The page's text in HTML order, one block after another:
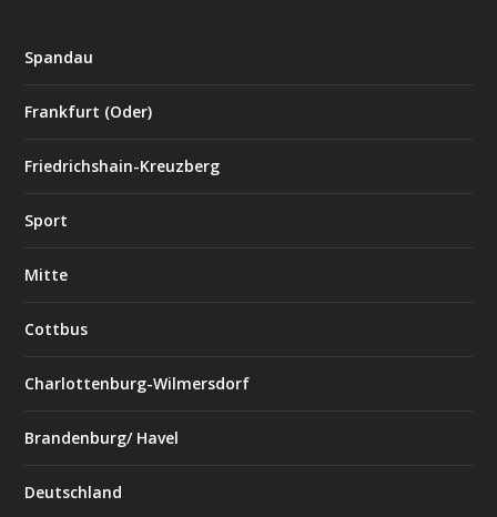
Spandau
Frankfurt (Oder)
Friedrichshain-Kreuzberg
Sport
Mitte
Cottbus
Charlottenburg-Wilmersdorf
Brandenburg/ Havel
Deutschland